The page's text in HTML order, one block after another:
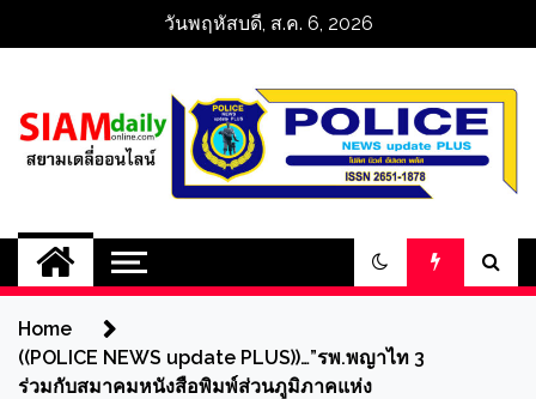
วันพฤหัสบดี, ส.ค. 6, 2026
สยามเดลี่ออนไลน์
SiamDailyOnline
Home
((POLICE NEWS update PLUS))…”รพ.พญาไท 3
ร่วมกับสมาคมหนังสือพิมพ์ส่วนภูมิภาคแห่ง